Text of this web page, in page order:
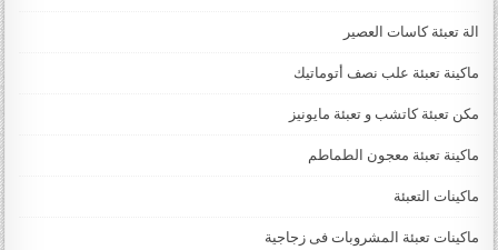
الة تعبئة كاسات العصير
ماكينة تعبئة علب نصف أتوماتيك
مكن تعبئة كاتشب و تعبئة مايونيز
ماكينة تعبئة معجون الطماطم
ماكينات التعبئة
ماكينات تعبئة المشروبات فى زجاجية